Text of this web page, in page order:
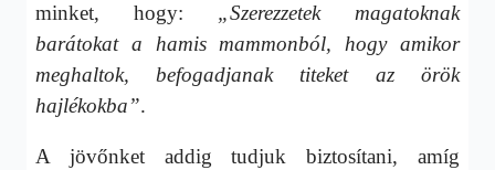
minket, hogy: „Szerezzetek magatoknak
barátokat a hamis mammonból, hogy amikor
meghaltok, befogadjanak titeket az örök
hajlékokba”.
A jövőnket addig tudjuk biztosítani, amíg